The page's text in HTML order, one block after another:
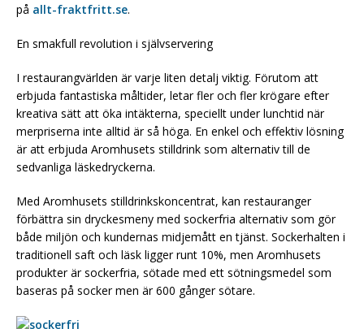
på allt-fraktfritt.se.
En smakfull revolution i självservering
I restaurangvärlden är varje liten detalj viktig. Förutom att
erbjuda fantastiska måltider, letar fler och fler krögare efter
kreativa sätt att öka intäkterna, speciellt under lunchtid när
merpriserna inte alltid är så höga. En enkel och effektiv lösning
är att erbjuda Aromhusets stilldrink som alternativ till de
sedvanliga läskedryckerna.
Med Aromhusets stilldrinkskoncentrat, kan restauranger
förbättra sin dryckesmeny med sockerfria alternativ som gör
både miljön och kundernas midjemått en tjänst. Sockerhalten i
traditionell saft och läsk ligger runt 10%, men Aromhusets
produkter är sockerfria, sötade med ett sötningsmedel som
baseras på socker men är 600 gånger sötare.